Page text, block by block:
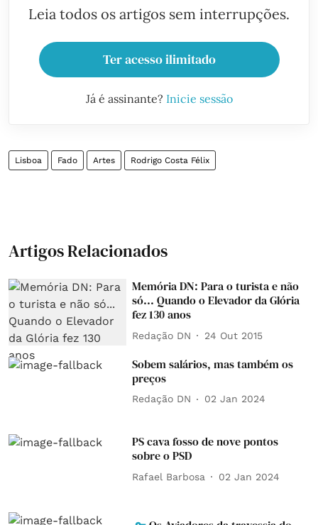
Leia todos os artigos sem interrupções.
Ter acesso ilimitado
Já é assinante? Inicie sessão
Lisboa Fado Artes Rodrigo Costa Félix
Artigos Relacionados
Memória DN: Para o turista e não
só... Quando o Elevador da Glória
fez 130 anos
Redação DN 24 Out 2015
Sobem salários, mas também os
preços
Redação DN 02 Jan 2024
PS cava fosso de nove pontos
sobre o PSD
Rafael Barbosa 02 Jan 2024